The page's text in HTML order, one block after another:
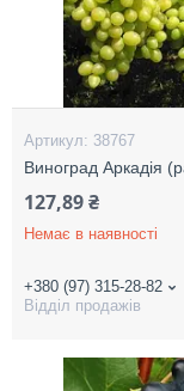
38767
Виноград Аркадія
127,89 ₴
Немає в наявності
+380 (97) 315-28-82
Відділ продажів